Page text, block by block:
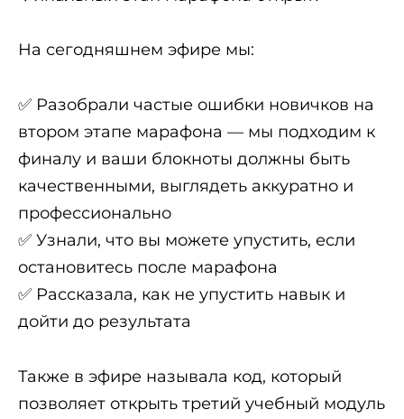
На сегодняшнем эфире мы:
✅ Разобрали частые ошибки новичков на
втором этапе марафона — мы подходим к
финалу и ваши блокноты должны быть
качественными, выглядеть аккуратно и
профессионально
✅ Узнали, что вы можете упустить, если
остановитесь после марафона
✅ Рассказала, как не упустить навык и
дойти до результата
Также в эфире называла код, который
позволяет открыть третий учебный модуль